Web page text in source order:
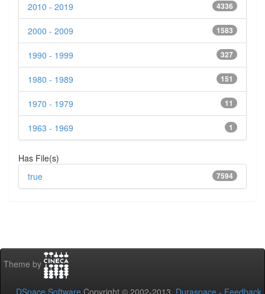
4336
2010 - 2019
1583
2000 - 2009
327
1990 - 1999
151
1980 - 1989
11
1970 - 1979
1
1963 - 1969
Has File(s)
7594
true
Theme by